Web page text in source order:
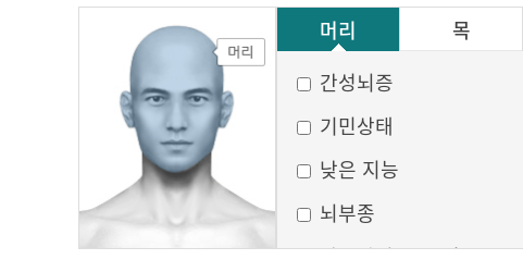
머리
목
그 외
간성뇌증
기민상태
낮은 지능
뇌부종
달모양의 둥근 얼굴